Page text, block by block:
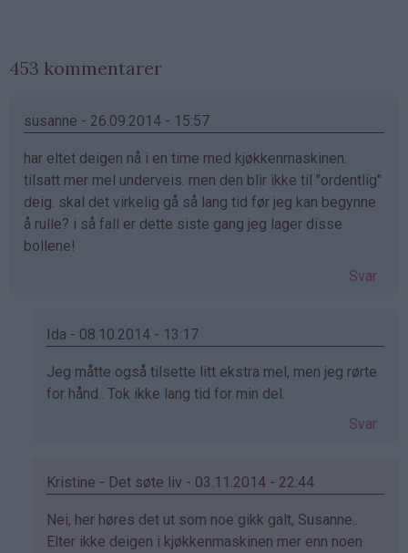
453 kommentarer
susanne - 26.09.2014 - 15:57
har eltet deigen nå i en time med kjøkkenmaskinen.
tilsatt mer mel underveis. men den blir ikke til "ordentlig"
deig. skal det virkelig gå så lang tid før jeg kan begynne
å rulle? i så fall er dette siste gang jeg lager disse
bollene!
Svar
Ida - 08.10.2014 - 13:17
Som
svar
(ikke
Jeg måtte også tilsette litt ekstra mel, men jeg rørte
for hånd.. Tok ikke lang tid for min del.
Svar
Kristine - Det søte liv - 03.11.2014 - 22:44
Som
svar
Nei, her høres det ut som noe gikk galt, Susanne..
Elter ikke deigen i kjøkkenmaskinen mer enn noen